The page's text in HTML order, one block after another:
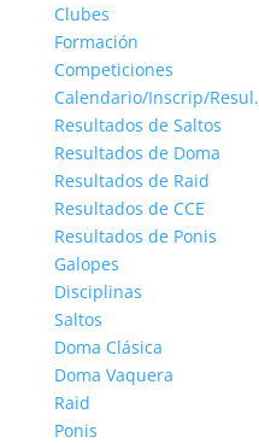
Clubes
Formación
Competiciones
Calendario/Inscrip/Resul.
Resultados de Saltos
Resultados de Doma
Resultados de Raid
Resultados de CCE
Resultados de Ponis
Galopes
Disciplinas
Saltos
Doma Clásica
Doma Vaquera
Raid
Ponis